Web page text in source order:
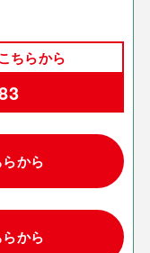
ちらから
から
から